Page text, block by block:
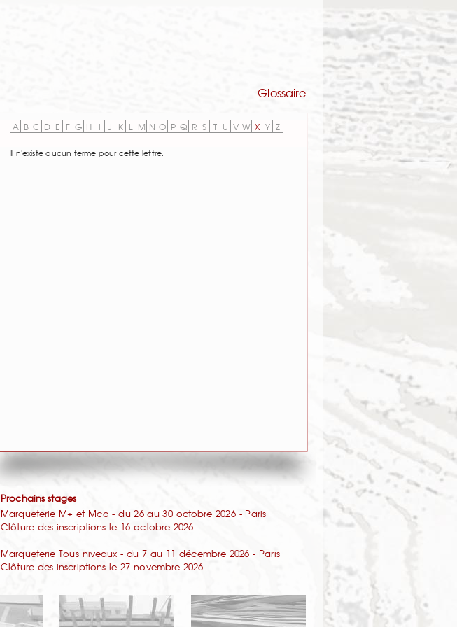
Glossaire
A B C D E F G H I J K L M N O P Q R S T U V W X Y Z
Il n'existe aucun terme pour cette lettre.
Prochains stages
Marqueterie M+ et Mco - du 26 au 30 octobre 2026 - Paris
Clôture des inscriptions le 16 octobre 2026
Marqueterie Tous niveaux - du 7 au 11 décembre 2026 - Paris
Clôture des inscriptions le 27 novembre 2026